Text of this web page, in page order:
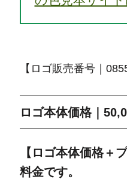
【ロゴ販売番号｜
ロゴ本体価格｜
【ロゴ本体価格＋
料金です。